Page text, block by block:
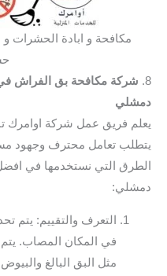
مكافحة و ابادة الحشرات
8. شركة مكافحة بق الفراش
دمشلي
يعلم فريق عمل شركة اوامرك
يتطلب تعامل محترف وجهود
الطرق التي نستخدمها في
دمشلي:
التعرف والتقييم: يتم
في المكان المصاب.
مثل البق البالغ